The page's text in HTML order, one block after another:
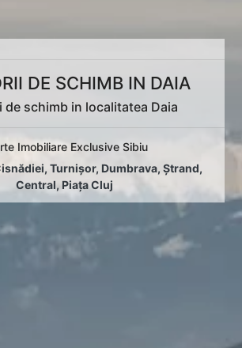
DE SCHIMB IN DAIA
de schimb in localitatea Daia
Imobiliare Exclusive Sibiu
,Turnișor, Dumbrava,Ștrand,
Central,Piața Cluj